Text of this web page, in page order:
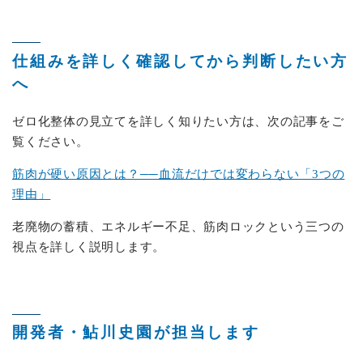
仕組みを詳しく確認してから判断したい方
へ
ゼロ化整体の見立てを詳しく知りたい方は、次の記事をご
覧ください。
筋肉が硬い原因とは？──血流だけでは変わらない「3つの
理由」
老廃物の蓄積、エネルギー不足、筋肉ロックという三つの
視点を詳しく説明します。
開発者・鮎川史園が担当します